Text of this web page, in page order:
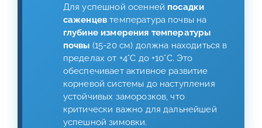
Для успешной осенней посадки
саженцев температура почвы на
глубине измерения температуры
почвы (15-20 см) должна находиться в
пределах от +4°C до +10°C. Это
обеспечивает активное развитие
корневой системы до наступления
устойчивых заморозков, что
критически важно для дальнейшей
успешной зимовки.